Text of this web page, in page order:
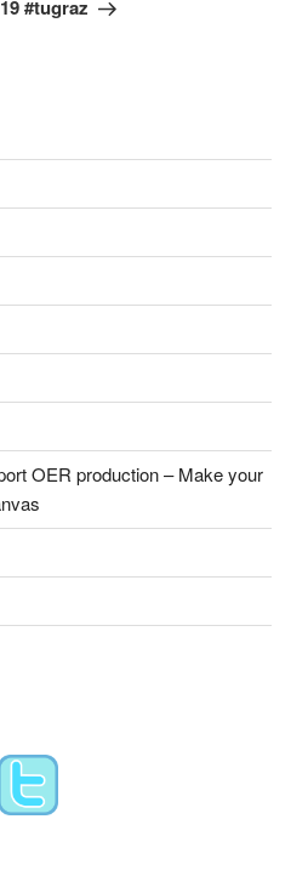
#tugraz
OER production – Make your